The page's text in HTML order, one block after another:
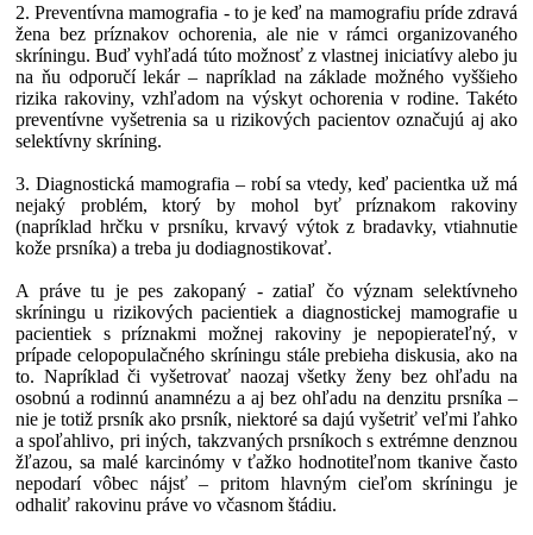
2. Preventívna mamografia - to je keď na mamografiu príde zdravá
žena bez príznakov ochorenia, ale nie v rámci organizovaného
skríningu. Buď vyhľadá túto možnosť z vlastnej iniciatívy alebo ju
na ňu odporučí lekár – napríklad na základe možného vyššieho
rizika rakoviny, vzhľadom na výskyt ochorenia v rodine. Takéto
preventívne vyšetrenia sa u rizikových pacientov označujú aj ako
selektívny skríning.
3. Diagnostická mamografia – robí sa vtedy, keď pacientka už má
nejaký problém, ktorý by mohol byť príznakom rakoviny
(napríklad hrčku v prsníku, krvavý výtok z bradavky, vtiahnutie
kože prsníka) a treba ju dodiagnostikovať.
A práve tu je pes zakopaný - zatiaľ čo význam selektívneho
skríningu u rizikových pacientiek a diagnostickej mamografie u
pacientiek s príznakmi možnej rakoviny je nepopierateľný, v
prípade celopopulačného skríningu stále prebieha diskusia, ako na
to. Napríklad či vyšetrovať naozaj všetky ženy bez ohľadu na
osobnú a rodinnú anamnézu a aj bez ohľadu na denzitu prsníka –
nie je totiž prsník ako prsník, niektoré sa dajú vyšetriť veľmi ľahko
a spoľahlivo, pri iných, takzvaných prsníkoch s extrémne denznou
žľazou, sa malé karcinómy v ťažko hodnotiteľnom tkanive často
nepodarí vôbec nájsť – pritom hlavným cieľom skríningu je
odhaliť rakovinu práve vo včasnom štádiu.